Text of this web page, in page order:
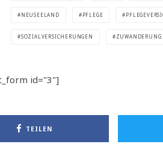
NEUSEELAND PFLEGE
SOZIALVERSICHERUNGEN ZUWANDERUNG
id="3"]
TEILEN